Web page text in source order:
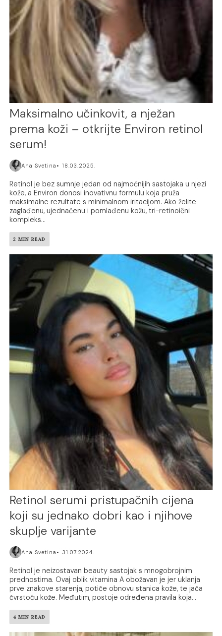
Maksimalno učinkovit, a nježan
prema koži – otkrijte Environ retinol
serum!
Ana Svetina 18.03.2025.
Retinol je bez sumnje jedan od najmoćnijih sastojaka u njezi
kože, a Environ donosi inovativnu formulu koja pruža
maksimalne rezultate s minimalnom iritacijom. Ako želite
zaglađenu, ujednačenu i pomlađenu kožu, tri-retinoični
kompleks...
2 MIN READ
Retinol serumi pristupačnih cijena
koji su jednako dobri kao i njihove
skuplje varijante
Ana Svetina 31.07.2024.
Retinol je neizostavan beauty sastojak s mnogobrojnim
prednostima. Ovaj oblik vitamina A obožavan je jer uklanja
prve znakove starenja, potiče obnovu stanica kože, te jača
čvrstoću kože. Međutim, postoje određena pravila koja...
4 MIN READ